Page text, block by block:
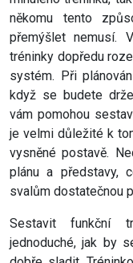
někomu tento
přemýšlet nemusí.
tréninky dopředu
systém. Při
když se budete
vám pomohou
je velmi důležité k
vysněné postavě.
plánu a představy,
svalům dostatečnou
Sestavit funkční
jednoduché, jak by